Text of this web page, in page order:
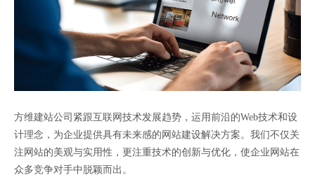
方维建站公司紧跟互联网技术发展趋势，运用前沿的Web技术和设
计理念，为企业提供具有未来感的网站建设解决方案。我们不仅关
注网站的美观与实用性，更注重技术的创新与优化，使企业网站在
众多竞争对手中脱颖而出。